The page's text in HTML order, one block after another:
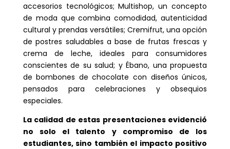
accesorios tecnológicos; Multishop, un concepto
de moda que combina comodidad, autenticidad
cultural y prendas versátiles; Cremifrut, una opción
de postres saludables a base de frutas frescas y
crema de leche, ideales para consumidores
conscientes de su salud; y Ébano, una propuesta
de bombones de chocolate con diseños únicos,
pensados para celebraciones y obsequios
especiales.
La calidad de estas presentaciones evidenció
no solo el talento y compromiso de los
estudiantes, sino también el impacto positivo